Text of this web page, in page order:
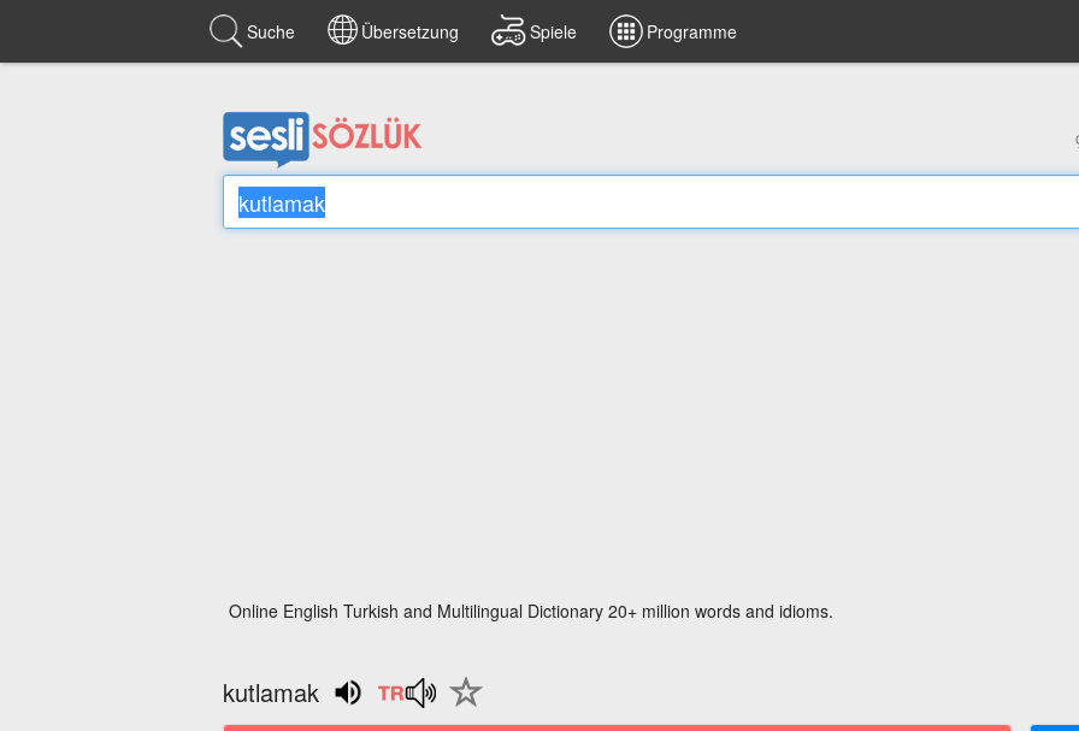
Suche Übersetzung Spiele Programme
Online English Turkish and Multilingual Dictionary 20+ million words and idioms.
kutlamak